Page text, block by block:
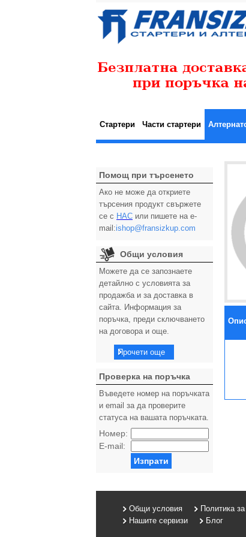
Стартери Части стартери
Помощ при търсенето
Ако не може да откриете
търсения продукт свържете
се с НАС или пишете на e-
mail:ishop@fransizkup.com
Общи условия
Можете да се запознаете
детайлно с условията за
продажба и за доставка в
сайта. Информация за
поръчка, преди сключването
на договора и още.
Прочети още
Проверка на поръчка
Въведете номер на поръчката
и email за да проверите
статуса на вашата поръчката.
Номер:
E-mail:
Изпрати
Общи условия Политика
Нашите сервизи
Блог